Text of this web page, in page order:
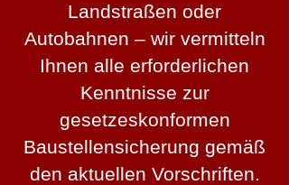
Landstraßen oder
Autobahnen – wir vermitteln
Ihnen alle erforderlichen
Kenntnisse zur
gesetzeskonformen
Baustellensicherung gemäß
den aktuellen Vorschriften.